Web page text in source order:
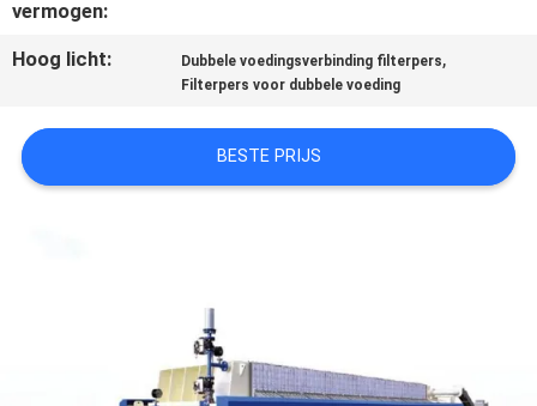
CITAAT
SITEMAP
PRIVACY
vermogen:
Hoog licht: Dubbele voedingsverbinding filterpers,
Filterpers voor dubbele voeding
BESTE PRIJS